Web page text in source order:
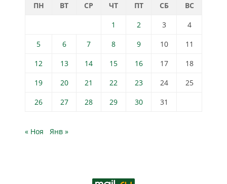
ПН ВТ СР ЧТ ПТ СБ
ВС
1
2 3
4
5
6 7 8 9 10
11
12
13 14 15 16 17
18
19
20 21 22 23 24
25
26
27 28 29 30 31
« Ноя Янв »